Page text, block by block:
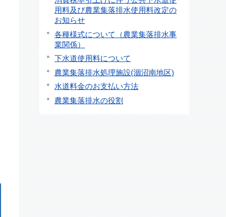
用料及び農業集落排水使用料改定の
お知らせ
各種様式について（農業集落排水事
業関係）
下水道使用料について
農業集落排水処理施設(涸沼南地区)
水道料金のお支払い方法
農業集落排水の役割